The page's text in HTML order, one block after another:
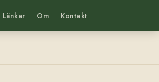
Länkar Om Kontakt